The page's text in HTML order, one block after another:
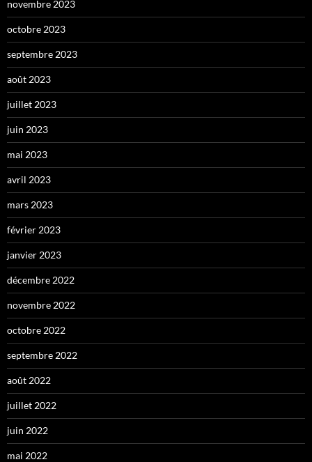
novembre 2023
octobre 2023
septembre 2023
août 2023
juillet 2023
juin 2023
mai 2023
avril 2023
mars 2023
février 2023
janvier 2023
décembre 2022
novembre 2022
octobre 2022
septembre 2022
août 2022
juillet 2022
juin 2022
mai 2022